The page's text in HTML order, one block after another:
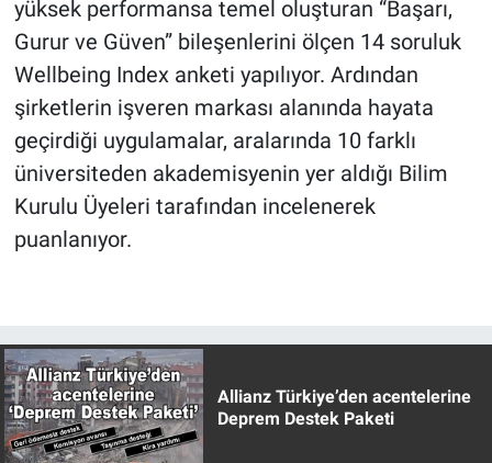
yüksek performansa temel oluşturan “Başarı,
Gurur ve Güven” bileşenlerini ölçen 14 soruluk
Wellbeing Index anketi yapılıyor. Ardından
şirketlerin işveren markası alanında hayata
geçirdiği uygulamalar, aralarında 10 farklı
üniversiteden akademisyenin yer aldığı Bilim
Kurulu Üyeleri tarafından incelenerek
puanlanıyor.
Allianz Türkiye’den acentelerine
Deprem Destek Paketi